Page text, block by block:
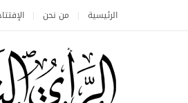
الرئيسية من نحن